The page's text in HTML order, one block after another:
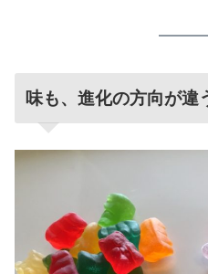
味も、進化の方向が違